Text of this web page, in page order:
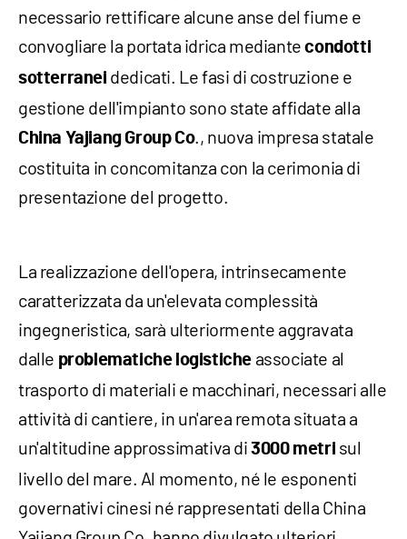
necessario rettificare alcune anse del fiume e
convogliare la portata idrica mediantecondotti
sotterranei dedicati. Le fasi di costruzione e
gestione dell'impianto sono state affidate alla
China Yajiang Group Co., nuova impresa statale
costituita in concomitanza con la cerimonia di
presentazione del progetto.
La realizzazione dell'opera, intrinsecamente
caratterizzata da un'elevata complessità
ingegneristica, sarà ulteriormente aggravata
dalle problematiche logistiche associate al
trasporto di materiali e macchinari, necessari alle
attività di cantiere, in un'area remota situata a
un'altitudine approssimativa di3000 metri sul
livello del mare. Al momento, né le esponenti
governativi cinesi né rappresentati della China